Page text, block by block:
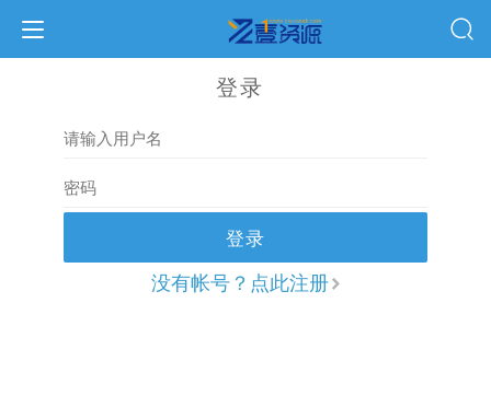
登录
登录
没有帐号？点此注册